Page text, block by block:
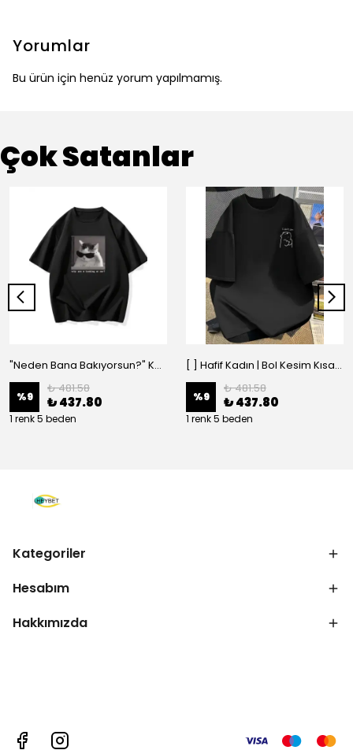
Yorumlar
Bu ürün için henüz yorum yapılmamış.
Çok Satanlar
"Neden Bana Bakıyorsun?" Komik Kedi Grafik Tişört - Dijital Baskılı Siyah Bol - Siyah
%9
₺ 481.58
₺ 437.80
1 renk 5 beden
[ ] Hafif Kadın | Bol Kesim Kısa Kollu Yuvarlak Yaka Eğlenceli Karikatür Ayı ve - Siyah
%9
₺ 481.58
₺ 437.80
1 renk 5 beden
Kategoriler
Hesabım
Hakkımızda